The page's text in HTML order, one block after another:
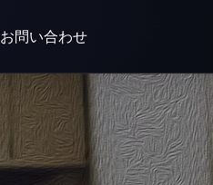
お問い合わせ